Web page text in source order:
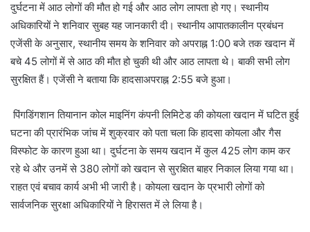
दुर्घटना में आठ लोगों की मौत हो गई और आठ लोग लापता हो गए। स्थानीय
अधिकारियों ने शनिवार सुबह यह जानकारी दी। स्थानीय आपातकालीन प्रबंधन
एजेंसी के अनुसार, स्थानीय समय के शनिवार को अपराह्न 1:00 बजे तक खदान में
बचे 45 लोगों में से आठ की मौत हो चुकी थी और आठ लापता थे। बाकी सभी लोग
सुरक्षित हैं। एजेंसी ने बताया कि हादसाअपराह्न 2:55 बजे हुआ।
पिंगडिंगशान तियानान कोल माइनिंग कंपनी लिमिटेड की कोयला खदान में घटित हुई
घटना की प्रारंभिक जांच में शुक्रवार को पता चला कि हादसा कोयला और गैस
विस्फोट के कारण हुआ था। दुर्घटना के समय खदान में कुल 425 लोग काम कर
रहे थे और उनमें से 380 लोगों को खदान से सुरक्षित बाहर निकाल लिया गया था।
राहत एवं बचाव कार्य अभी भी जारी है। कोयला खदान के प्रभारी लोगों को
सार्वजनिक सुरक्षा अधिकारियों ने हिरासत में ले लिया है।